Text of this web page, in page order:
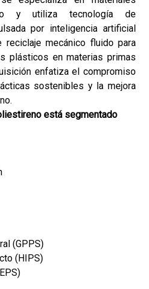
y utiliza tecnología de
por inteligencia artificial
mecánico fluido para
plásticos en materias primas
enfatiza el compromiso
sostenibles y la mejora
está segmentado
(GPPS)
(HIPS)